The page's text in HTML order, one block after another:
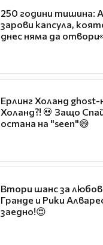
250 години тишина:
зарови капсула,
днес няма да
Ерлинг Холанд
Холанд?! 💀 Защо
остана на "seen"😅
Втори шанс за
Гранде и Рики
заедно!😍